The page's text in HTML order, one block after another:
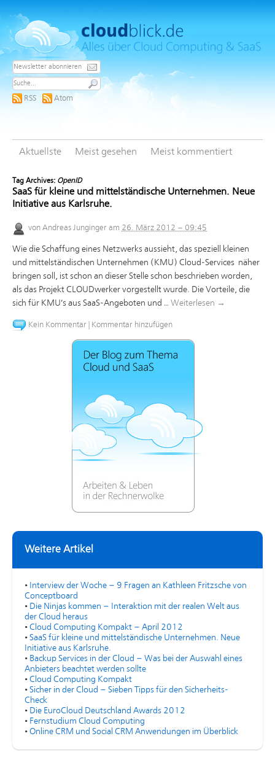
RSS Atom
Aktuellste Meist gesehen Meist kommentiert
Tag Archives: OpenID
SaaS für kleine und mittelständische Unternehmen. Neue
Initiative aus Karlsruhe.
von Andreas Junginger am 26. März 2012 – 09:45
Wie die Schaffung eines Netzwerks aussieht, das speziell kleinen
und mittelständischen Unternehmen (KMU) Cloud-Services näher
bringen soll, ist schon an dieser Stelle schon beschrieben worden,
als das Projekt CLOUDwerker vorgestellt wurde. Die Vorteile, die
sich für KMU’s aus SaaS-Angeboten und … Weiterlesen →
Kein Kommentar Kommentar hinzufügen
Weitere Artikel
• Interview der Woche – 9 Fragen an Kathleen Fritzsche von
Conceptboard
• Die Ninjas kommen – Interaktion mit der realen Welt aus
der Cloud heraus
• Cloud Computing Kompakt – April 2012
• SaaS für kleine und mittelständische Unternehmen. Neue
Initiative aus Karlsruhe.
• Backup Services in der Cloud – Was bei der Auswahl eines
Anbieters beachtet werden sollte
• Cloud Computing Kompakt
• Sicher in der Cloud – Sieben Tipps für den Sicherheits-
Check
• Die EuroCloud Deutschland Awards 2012
• Fernstudium Cloud Computing
• Online CRM und Social CRM Anwendungen im Überblick